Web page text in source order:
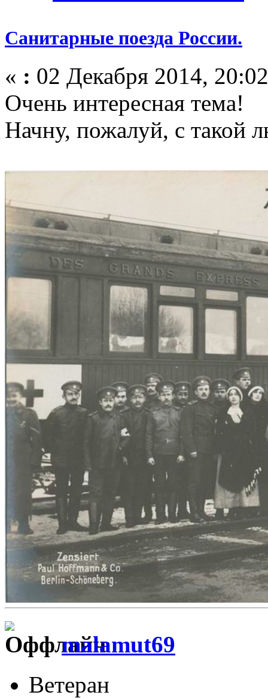
Санитарные поезда России.
« : 02 Декабря 2014,
Очень интересная тема!
Начну, пожалуй, с такой
malamut69
Ветеран